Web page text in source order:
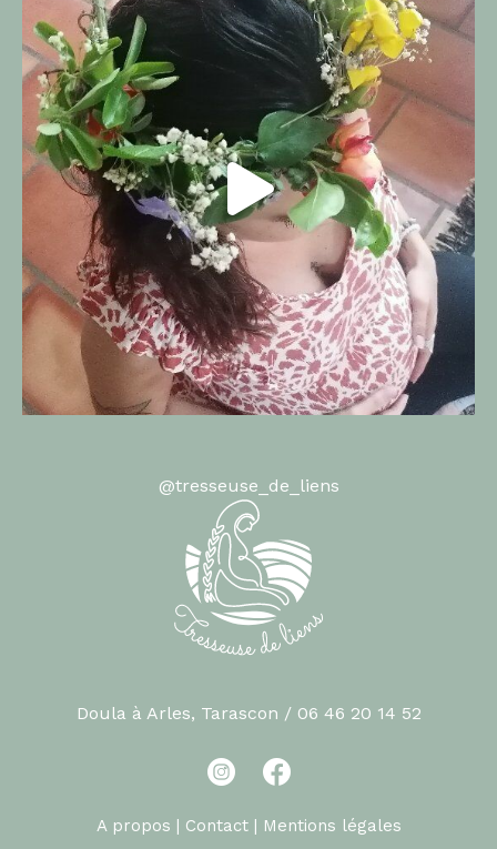
@tresseuse_de_liens
Doula à Arles, Tarascon / 06 46 20 14 52
A propos Contact Mentions légales